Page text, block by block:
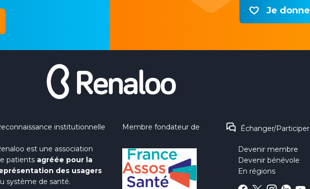
Je donne
institutionnelle
est une association
patients agréée pour la
des usagers
système de santé.
Membre fondateur de Échanger/Participer
Devenir membre
Devenir bénévole
En régions